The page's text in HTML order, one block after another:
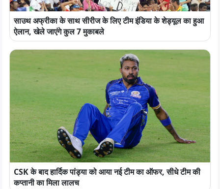
साउथ अफ्रीका के साथ सीरीज के लिए टीम इंडिया के शेड्यूल का हुआ
ऐलान, खेले जाएंगे कुल 7 मुकाबले
CSK के बाद हार्दिक पांड्या को आया नई टीम का ऑफर, सीधे टीम की
कप्तानी का मिला लालच